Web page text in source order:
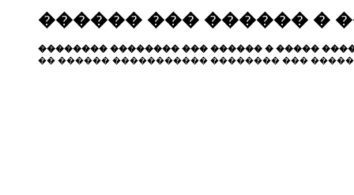
������ ��� ������ �
�������� �������� ��� ������ � �����
�� ������ ����������� �������� ���